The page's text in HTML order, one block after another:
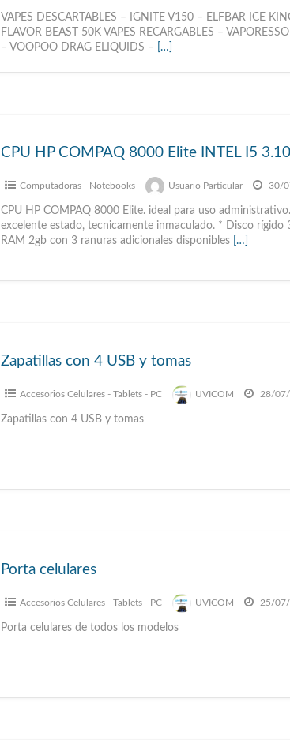
VAPES DESCARTABLES – IGNITE V150 – ELFBAR ICE
FLAVOR BEAST 50K VAPES RECARGABLES –
– VOOPOO DRAG ELIQUIDS –
[…]
CPU HP COMPAQ 8000 Elite INTEL I5
Computadoras - Notebooks Usuario Particular 30/
CPU HP COMPAQ 8000 Elite. ideal para uso administrativo.
excelente estado, tecnicamente inmaculado. * Disco rígido
RAM 2gb con 3 ranuras adicionales disponibles […]
Zapatillas con 4 USB y tomas
Accesorios Celulares - Tablets - PC UVICOM 28/
Zapatillas con 4 USB y tomas
Porta celulares
Accesorios Celulares - Tablets - PC UVICOM 25/
Porta celulares de todos los modelos